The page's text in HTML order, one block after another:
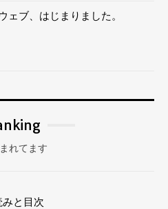
ェブ、はじまりました。
れてます
みと目次